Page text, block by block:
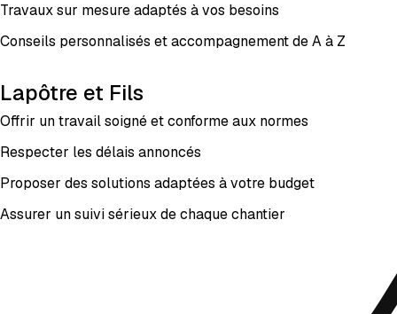
Travaux sur mesure adaptés à vos besoins
Conseils personnalisés et accompagnement de A à Z
Lapôtre et Fils
Offrir un travail soigné et conforme aux normes
Respecter les délais annoncés
Proposer des solutions adaptées à votre budget
Assurer un suivi sérieux de chaque chantier